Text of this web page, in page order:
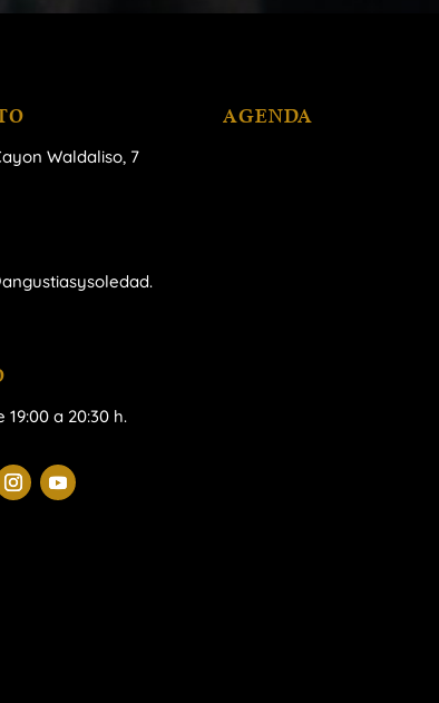
Waldaliso, 7
19:00 a 20:30 h.
AGENDA